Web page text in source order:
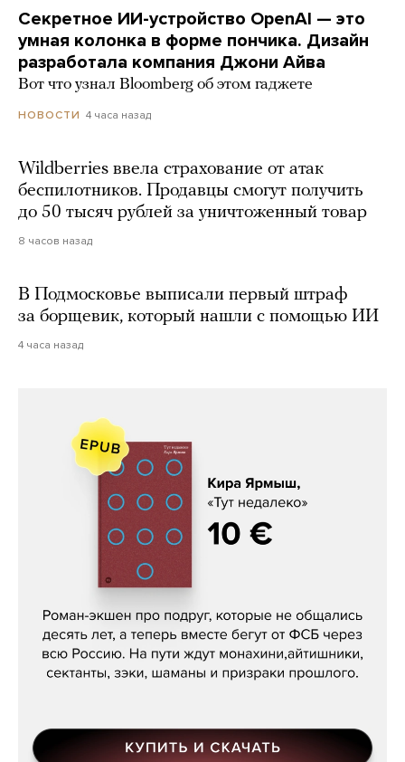
Секретное ИИ-устройство OpenAI — это
умная колонка в форме пончика. Дизайн
разработала компания Джони Айва
Вот что узнал Bloomberg об этом гаджете
НОВОСТИ 4 часа назад
Wildberries ввела страхование от атак
беспилотников. Продавцы смогут получить
до 50 тысяч рублей за уничтоженный товар
8 часов назад
В Подмосковье выписали первый штраф
за борщевик, который нашли с помощью ИИ
4 часа назад
Кира Ярмыш, «Тут недалеко»